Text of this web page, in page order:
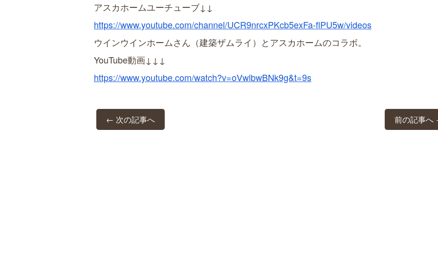
アスカホームユーチューブ↓↓
https://www.youtube.com/channel/UCR9nrcxPKcb5exFa-flPU5w/videos
ウインウインホームさん（建築ザムライ）とアスカホームのコラボ。
YouTube動画↓↓↓
https://www.youtube.com/watch?v=oVwlbwBNk9g&t=9s
← 次の記事へ 前の記事